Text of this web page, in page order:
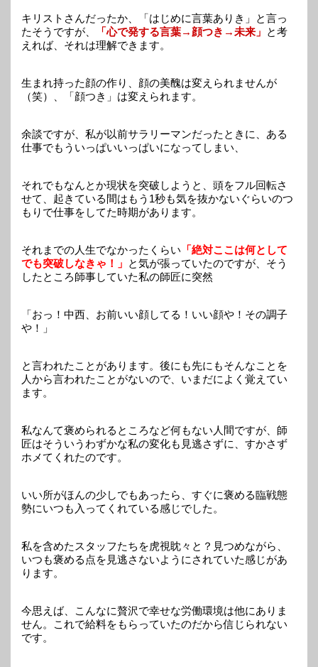
キリストさんだったか、「はじめに言葉ありき」と言っ
たそうですが、
「心で発する言葉→顔つき→未来」 と考
えれば、それは理解できます。
生まれ持った顔の作り、顔の美醜は変えられませんが
（笑）、「顔つき」は変えられます。
余談ですが、私が以前サラリーマンだったときに、ある
仕事でもういっぱいいっぱいになってしまい、
それでもなんとか現状を突破しようと、頭をフル回転さ
せて、起きている間はもう1秒も気を抜かないぐらいのつ
もりで仕事をしてた時期があります。
それまでの人生でなかったくらい 「絶対ここは何として
でも突破しなきゃ！」 と気が張っていたのですが、そう
したところ師事していた私の師匠に突然
「おっ！中西、お前いい顔してる！いい顔や！その調子
や！」
と言われたことがあります。後にも先にもそんなことを
人から言われたことがないので、いまだによく覚えてい
ます。
私なんて褒められるところなど何もない人間ですが、師
匠はそういうわずかな私の変化も見逃さずに、すかさず
ホメてくれたのです。
いい所がほんの少しでもあったら、すぐに褒める臨戦態
勢にいつも入ってくれている感じでした。
私を含めたスタッフたちを虎視眈々と？見つめながら、
いつも褒める点を見逃さないようにされていた感じがあ
ります。
今思えば、こんなに贅沢で幸せな労働環境は他にありま
せん。これで給料をもらっていたのだから信じられない
です。